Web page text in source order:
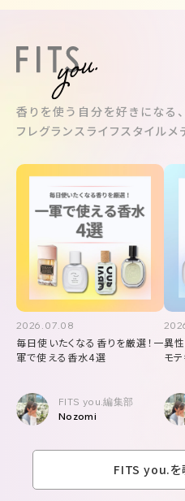
香りを使う自分を好きになる、
フレグランスライフスタイルメ
2026.07.08
毎日使いたくなる香りを厳選！一
軍で使える香水4選
FITS you.編集部
Nozomi
異
モ
FITS you.を